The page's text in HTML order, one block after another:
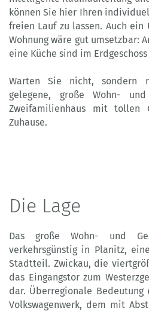
können Sie hier Ihren
freien Lauf zu lassen. Auch
Wohnung wäre gut umsetzbar:
eine Küche sind im
Warten Sie nicht, sondern
gelegene, große Wohn-
Zweifamilienhaus mit tollen
Zuhause.
Die Lage
Das große Wohn- und
verkehrsgünstig in Planitz,
Stadtteil. Zwickau, die
das Eingangstor zum
dar. Überregionale
Volkswagenwerk, dem mit